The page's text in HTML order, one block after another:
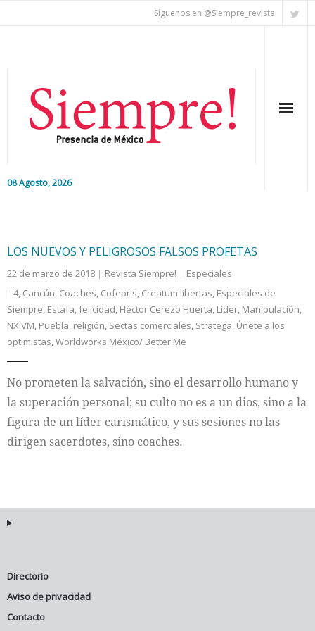
Síguenos en @Siempre_revista
08 Agosto, 2026
Nacional
Colaboradores
Internacional
Cultura
LOS NUEVOS Y PELIGROSOS FALSOS PROFETAS
22 de marzo de 2018 Revista Siempre!
Especiales
4, Cancún, Coaches, Cofepris, Creatum libertas, Especiales de
Siempre, Estafa,felicidad, Héctor Cerezo Huerta, Lider, Manipulación,
NXIVM, Puebla, religión, Sectas comerciales, Stratega, Únete a los
optimistas,Worldworks México/ Better Me
No prometen la salvación, sino el desarrollo humano y
la superación personal; su culto no es a un dios, sino a la
figura de un líder carismático, y sus sesiones no las
dirigen sacerdotes, sino coaches.
Directorio
Aviso de privacidad
Contacto